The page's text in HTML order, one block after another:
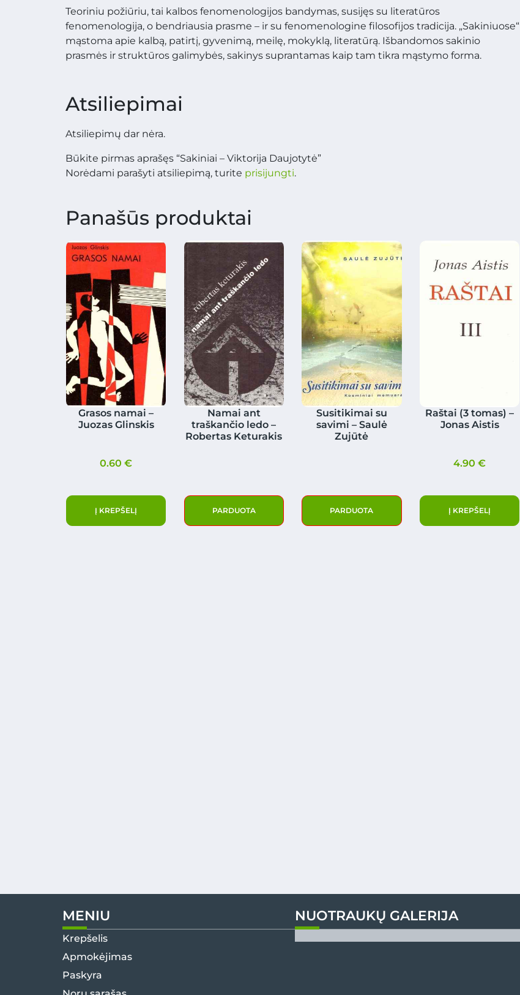
Teoriniu požiūriu, tai kalbos fenomenologijos bandymas, susijęs su literatūros
fenomenologija, o bendriausia prasme – ir su fenomenologine filosofijos tradicija. „Sakiniuose“
mąstoma apie kalbą, patirtį, gyvenimą, meilę, mokyklą, literatūrą. Išbandomos sakinio
prasmės ir struktūros galimybės, sakinys suprantamas kaip tam tikra mąstymo forma.
Atsiliepimai
Atsiliepimų dar nėra.
Būkite pirmas aprašęs “Sakiniai – Viktorija Daujotytė”
Norėdami parašyti atsiliepimą, turite prisijungti.
Panašūs produktai
Grasos namai –
Juozas Glinskis
0.60€
Į KREPŠELĮ
Namai ant
traškančio ledo –
Robertas Keturakis
PARDUOTA
Susitikimai su
savimi – Saulė
Zujūtė
PARDUOTA
Raštai (3 tomas) –
Jonas Aistis
4.90€
Į KREPŠELĮ
MENIU
Krepšelis
Apmokėjimas
Paskyra
NUOTRAUKŲ GALERIJA